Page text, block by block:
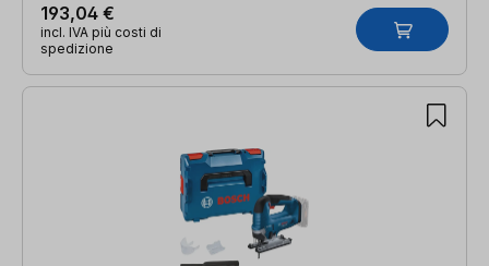
193,04 €
incl. IVA più costi di
spedizione